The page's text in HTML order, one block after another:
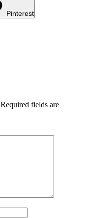
Pinterest
Required fields are